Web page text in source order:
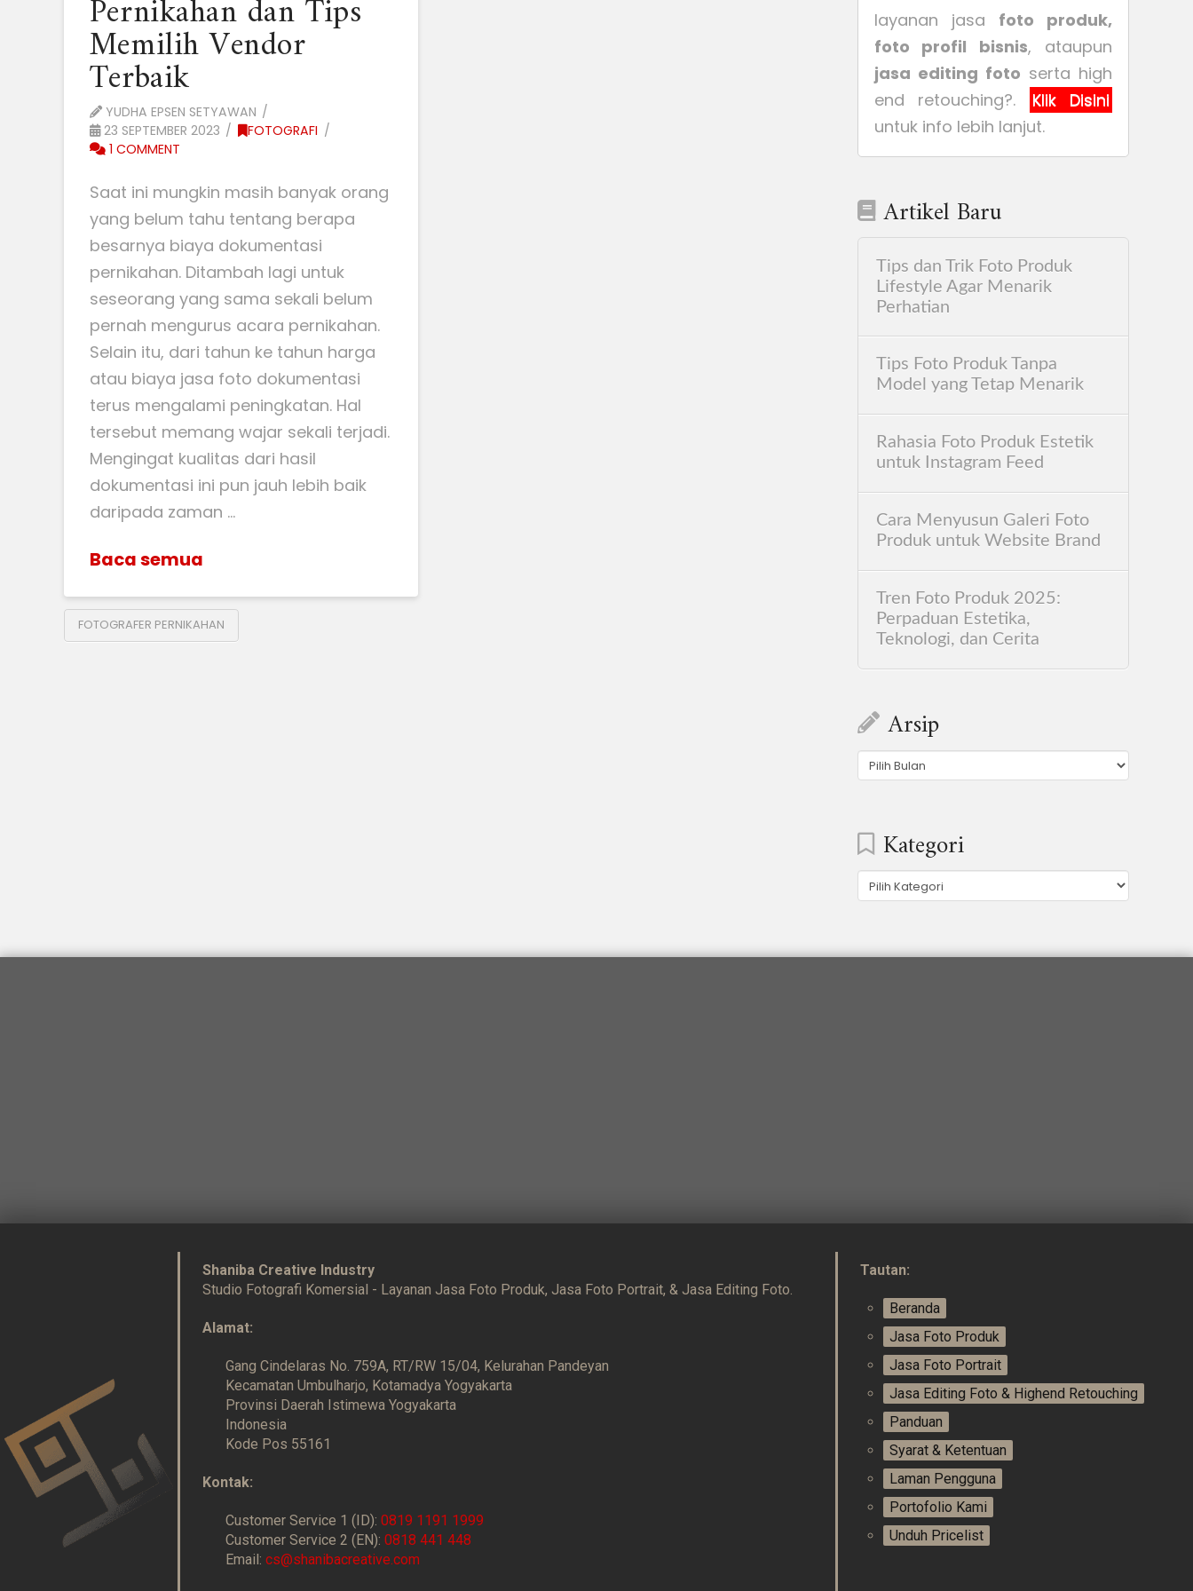
Pernikahan dan Tips
Memilih Vendor
Terbaik
YUDHA EPSEN SETYAWAN
23 SEPTEMBER 2023
FOTOGRAFI
1 COMMENT
Saat ini mungkin masih banyak orang
yang belum tahu tentang berapa
besarnya biaya dokumentasi
pernikahan. Ditambah lagi untuk
seseorang yang sama sekali belum
pernah mengurus acara pernikahan.
Selain itu, dari tahun ke tahun harga
atau biaya jasa foto dokumentasi
terus mengalami peningkatan. Hal
tersebut memang wajar sekali terjadi.
Mengingat kualitas dari hasil
dokumentasi ini pun jauh lebih baik
daripada zaman …
Baca semua
FOTOGRAFER PERNIKAHAN
layanan jasa foto produk,
foto profil bisnis, ataupun
jasa editing foto serta high
end retouching?.
Klik Disini
untuk info lebih lanjut.
Artikel Baru
Tips dan Trik Foto Produk
Lifestyle Agar Menarik
Perhatian
Tips Foto Produk Tanpa
Model yang Tetap Menarik
Rahasia Foto Produk Estetik
untuk Instagram Feed
Cara Menyusun Galeri Foto
Produk untuk Website Brand
Tren Foto Produk 2025:
Perpaduan Estetika,
Teknologi, dan Cerita
Arsip
Arsip
Kategori
Kategori
Shaniba Creative Industry
Studio Fotografi Komersial - Layanan Jasa Foto Produk, Jasa Foto Portrait, & Jasa Editing Foto.
Alamat:
Gang Cindelaras No. 759A, RT/RW 15/04, Kelurahan Pandeyan
Kecamatan Umbulharjo, Kotamadya Yogyakarta
Provinsi Daerah Istimewa Yogyakarta
Indonesia
Kode Pos 55161
Kontak:
Customer Service 1 (ID):0819 1191 1999
Customer Service 2 (EN):0818 441 448
Email:cs@shanibacreative.com
Tautan:
Beranda
Jasa Foto Produk
Jasa Foto Portrait
Jasa Editing Foto & Highend Retouching
Panduan
Syarat & Ketentuan
Laman Pengguna
Portofolio Kami
Unduh Pricelist